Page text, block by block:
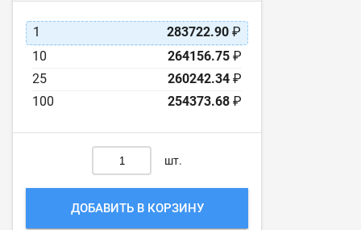
1 283722.90 ₽
10
264156.75 ₽
25
260242.34 ₽
100
254373.68 ₽
шт.
ДОБАВИТЬ В КОРЗИНУ